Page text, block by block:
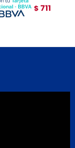
$ 711